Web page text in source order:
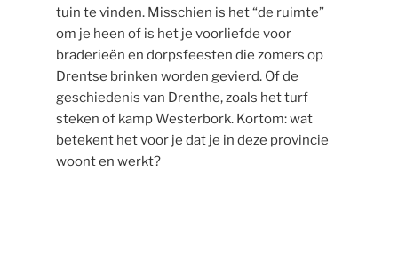
tuin te vinden. Misschien is het “de ruimte”
om je heen of is het je voorliefde voor
braderieën en dorpsfeesten die zomers op
Drentse brinken worden gevierd. Of de
geschiedenis van Drenthe, zoals het turf
steken of kamp Westerbork. Kortom: wat
betekent het voor je dat je in deze provincie
woont en werkt?